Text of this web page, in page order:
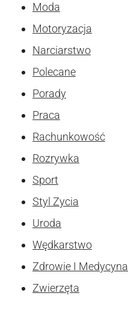
Moda
Motoryzacja
Narciarstwo
Polecane
Porady
Praca
Rachunkowość
Rozrywka
Sport
Styl Zycia
Uroda
Wędkarstwo
Zdrowie I Medycyna
Zwierzęta